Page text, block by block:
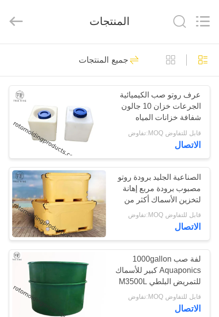
الصفحة
الرئيسية
منتجات
أشرطة
فيديو
معلومات
جولة
في
المعمل
مراقبة
الجودة
CO.,
منتجات Rotomolding
شاحنة بوكس ​​بوكس
61
خزان الجرعات
الكيميائية
48
المنتجات
جميع المنتجات
عرف روتو صب الكيميائية
الجرعات خزان 10 جالون
شفافة خزانات المياه
البلاستيكية
قابل للتفاوض MOQ:تفاوض
الاتصال
الصناعية الجليد برودة روتو
مصبوب برودة مربع إهانة
لتخزين الأسماك أكثر من
300quart
قابل للتفاوض MOQ:تفاوض
الاتصال
لفة صب 1000gallon
Aquaponics كبير للأسماك
للتمريض البلطي M3500L
قابل للتفاوض MOQ:تفاوض
الاتصال